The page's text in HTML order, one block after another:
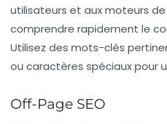
utilisateurs et aux moteurs
comprendre rapidement le
Utilisez des mots-clés
ou caractères spéciaux pour
Off-Page SEO